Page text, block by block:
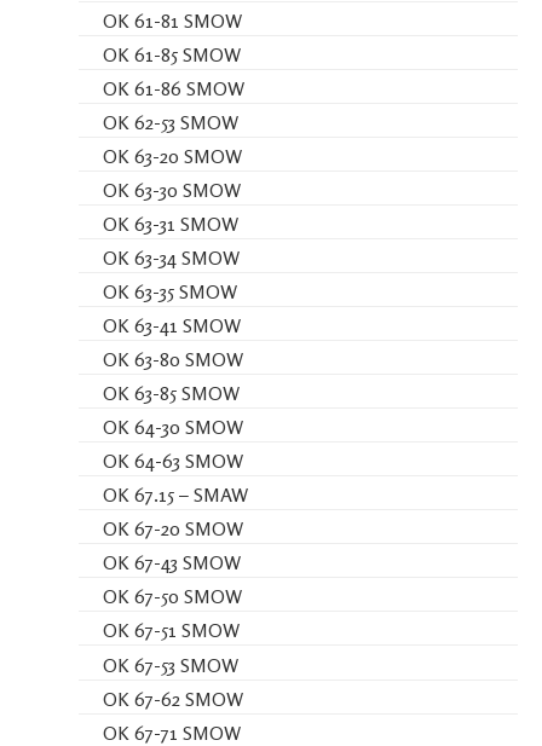
OK 61-81 SMOW
OK 61-85 SMOW
OK 61-86 SMOW
OK 62-53 SMOW
OK 63-20 SMOW
OK 63-30 SMOW
OK 63-31 SMOW
OK 63-34 SMOW
OK 63-35 SMOW
OK 63-41 SMOW
OK 63-80 SMOW
OK 63-85 SMOW
OK 64-30 SMOW
OK 64-63 SMOW
OK 67.15 – SMAW
OK 67-20 SMOW
OK 67-43 SMOW
OK 67-50 SMOW
OK 67-51 SMOW
OK 67-53 SMOW
OK 67-62 SMOW
OK 67-71 SMOW